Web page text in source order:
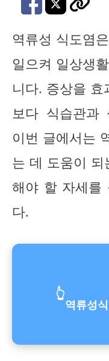
역류성 식도염
일으켜 일상생
니다. 증상을 효
보다 식습관과
이번 글에서는
는 데 도움이
해야 할 자세를
다.
👆
역류성